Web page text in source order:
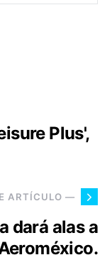
Plus',
ARTÍCULO —
dará alas a